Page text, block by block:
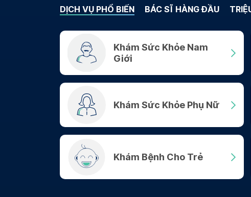
DỊCH VỤ PHỔ BIẾN BÁC SĨ HÀNG ĐẦU
Khám Sức Khỏe Nam
Giới
Khám Sức Khỏe Phụ Nữ
Khám Bệnh Cho Trẻ